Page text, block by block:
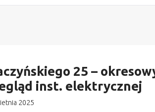
25 –
inst. elektrycznej
2025